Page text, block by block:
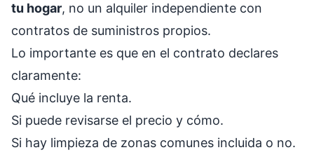
tu hogar, no un alquiler independiente con
contratos de suministros propios.
Lo importante es que en el contrato declares
claramente:
Qué incluye la renta.
Si puede revisarse el precio y cómo.
Si hay limpieza de zonas comunes incluida o no.